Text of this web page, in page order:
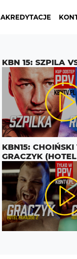
AKREDYTACJE
KBN 15: SZPILA
KBN15: CHOIŃSKI
GRACZYK